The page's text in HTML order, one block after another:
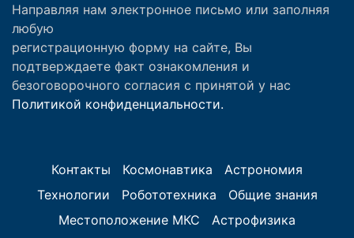
Направляя нам электронное письмо или заполняя
любую
регистрационную форму на сайте, Вы
подтверждаете факт ознакомления и
безоговорочного согласия с принятой у нас
Политикой конфиденциальности.
Контакты Космонавтика
Астрономия
Технологии
Робототехника
Общие знания
Местоположение МКС
Астрофизика